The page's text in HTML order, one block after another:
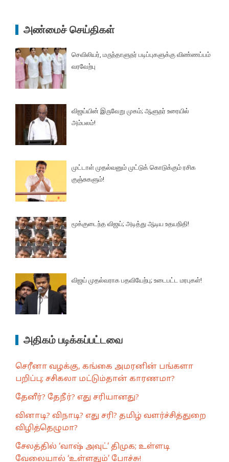
அண்மைச் செய்திகள்
செவிலியர், மருந்தாளுநர் படிப்புகளுக்கு விண்ணப்பம்
வரவேற்பு
விஜய்யின் இருவேறு முகம்; ஆளுநர் உரையில்
அம்பலம்!
முட்டாள் முதல்வனும் முட்டுக் கொடுக்கும் ரசிக
குஞ்சுகளும்!
மூக்குடைந்த விஜய்; அடித்து ஆடிய உதயநிதி!
விஜய் முதல்வராக பதவியேற்பு; உடைபட்ட மரபுகள்!
அதிகம் படிக்கப்பட்டவை
செரீனா வழக்கு, கங்கை அமரனின் பங்களா
பறிப்பு; சசிகலா மட்டும்தான் காரணமா?
தேனீர்? தேநீர்? எது சரியானது?
வினாடி? விநாடி? எது சரி? தமிழ் வளர்ச்சித்துறை
விழித்தெழுமா?
சேலத்தில் ‘வாஷ் அவுட்’ திமுக; உள்ளடி
வேலையால் ‘உள்ளதும்’ போச்சு!